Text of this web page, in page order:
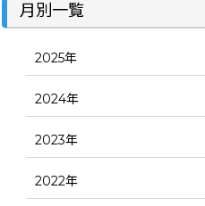
月別一覧
2025年
2024年
2023年
2022年